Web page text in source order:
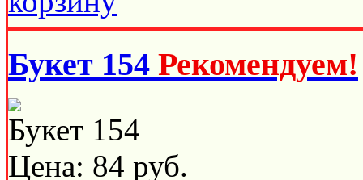
Букет 154 Рекомендуем!
Букет 154
Цена: 84 руб.